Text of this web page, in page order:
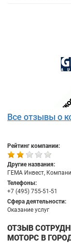
Все отзывы о
Рейтинг компании:
Другие названия:
ГЕМА Инвест,
Телефоны:
+7 (495) 755-51-51
Сфера деятельности:
Оказание услуг
ОТЗЫВ
МОТОРС В